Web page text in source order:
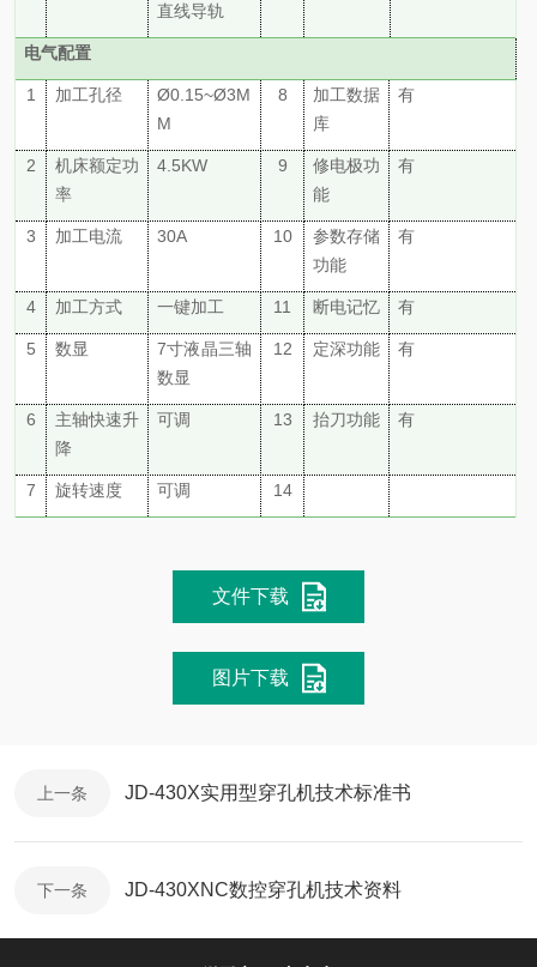
直线导轨
电气配置
1 加工孔径 Ø0. 15~Ø3M
M
8
加工数据
库
有
2
机床额定功
率
4. 5KW 9
修电极功
能
有
3 加工电流 30A 10
参数存储
功能
有
4 加工方式 一键加工 11 断电记忆 有
5 数显
7寸液晶三轴
数显
12 定深功能 有
6
主轴快速升
降
可调 13 抬刀功能 有
7 旋转速度 可调 14
文件下载
图片下载
上一条 JD-430X实用型穿孔机技术标准书
下一条 JD-430XNC数控穿孔机技术资料